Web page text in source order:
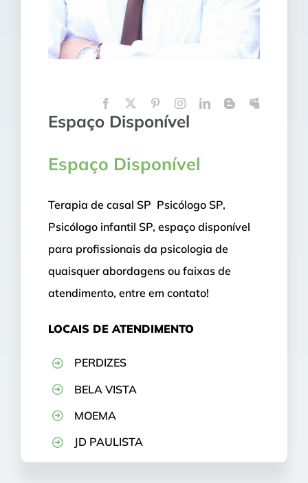
Espaço Disponível
Espaço Disponível
Terapia de casal SP Psicólogo SP,
Psicólogo infantil SP, espaço disponível
para profissionais da psicologia de
quaisquer abordagens ou faixas de
atendimento, entre em contato!
LOCAIS DE ATENDIMENTO
PERDIZES
BELA VISTA
MOEMA
JD PAULISTA